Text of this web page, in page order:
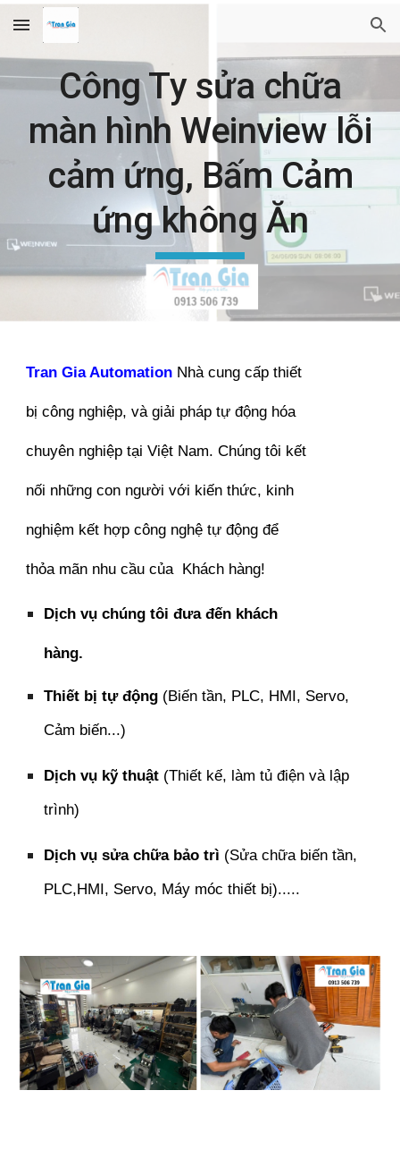
Skip to main content Skip to navigation
Công Ty sửa chữa
màn hình Weinview lỗi
cảm ứng, Bấm Cảm
ứng không Ăn
Tran Gia Automation Nhà cung cấp thiết
bị công nghiệp, và giải pháp tự động hóa
chuyên nghiệp tại Việt Nam. Chúng tôi kết
nối những con người với kiến thức, kinh
nghiệm kết hợp công nghệ tự động để
thỏa mãn nhu cầu của Khách hàng!
Dịch vụ chúng tôi đưa đến khách
hàng.
Thiết bị tự động (Biến tần, PLC, HMI, Servo,
Cảm biến...)
Dịch vụ kỹ thuật (Thiết kế, làm tủ điện và lập
trình)
Dịch vụ sửa chữa bảo trì (Sửa chữa biến tần,
PLC,HMI, Servo, Máy móc thiết bị).....